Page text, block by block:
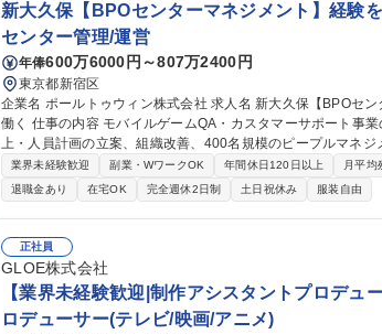
新大久保【BPOセンターマネジメント】経験
センター管理/運営
年俸600万6000円～807万2400円
東京都新宿区
企業名 ポールトゥウィン株式会社 求人名 新大久保【BPOセンターマネジメント】経験を活かしてエンタメ業界で
働く 仕事の内容 モバイルゲームQA・カスタマーサポート事業の拡大に向け、拠点長として事業戦略の推進、売
上・人員計画の立案、組織改善、400名規模のピープルマネ
す。 【職務詳細】 ■事業推進:売上・人員計画立案と実績管理、新規サービス立案、リスク管理 ■ピープルマネジ
メント:在籍400名・日次稼働200名以上の人事評価、採用・育
関連案件の計画立案、進捗・品質管理 ■折衝・連携:顧客への提
集職種 新大久保【BPOセンターマネジメント】経験を活かし
業界未経験歓迎 副業・WワークOK 年間休日120日以上 月平均
退職金あり
在宅OK 完全週休2日制 土日祝休み 服装自由
正社員
GLOE株式会社
【業界未経験歓迎|制作アシスタントプロデ
ロデューサー(テレビ/映画/アニメ)